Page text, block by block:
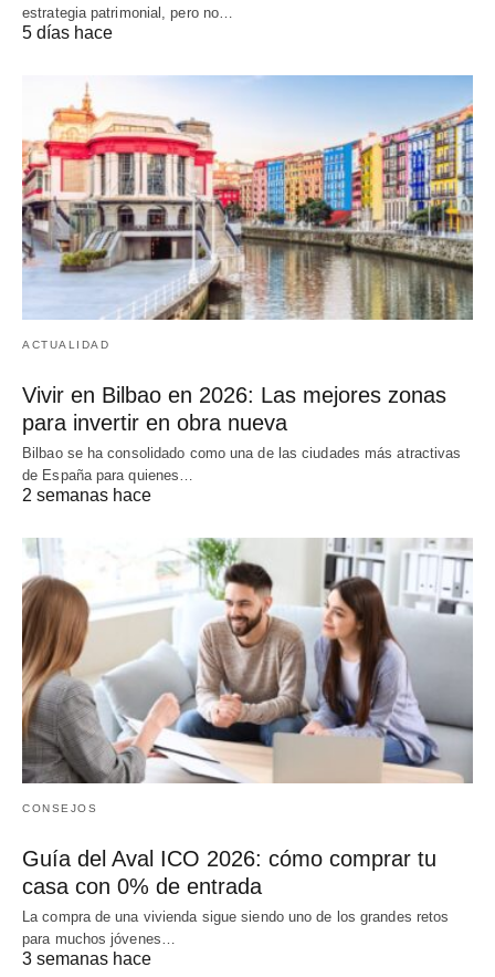
estrategia patrimonial, pero no…
5 días hace
ACTUALIDAD
Vivir en Bilbao en 2026: Las mejores zonas
para invertir en obra nueva
Bilbao se ha consolidado como una de las ciudades más atractivas
de España para quienes…
2 semanas hace
CONSEJOS
Guía del Aval ICO 2026: cómo comprar tu
casa con 0% de entrada
La compra de una vivienda sigue siendo uno de los grandes retos
para muchos jóvenes…
3 semanas hace